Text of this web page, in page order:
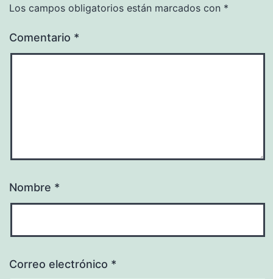
Los campos obligatorios están marcados con *
Comentario *
Nombre *
Correo electrónico *